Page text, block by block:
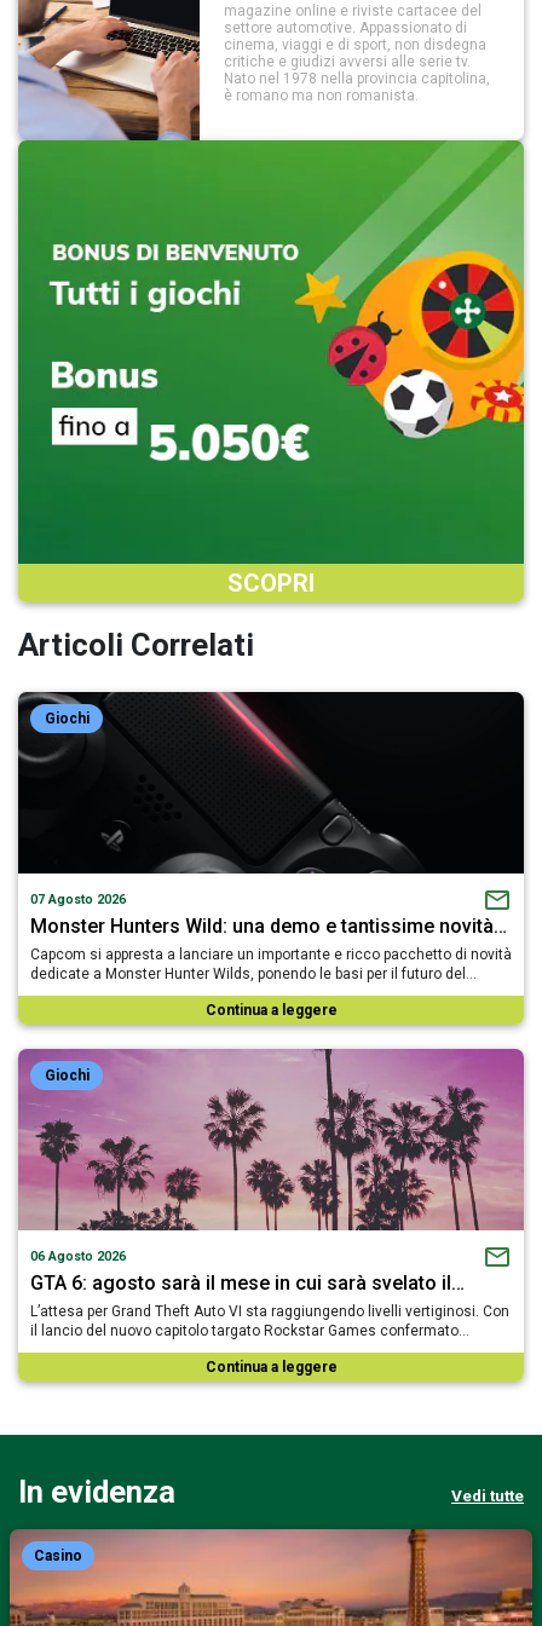
magazine online e riviste cartacee del
settore automotive. Appassionato di
cinema, viaggi e di sport, non disdegna
critiche e giudizi avversi alle serie tv.
Nato nel 1978 nella provincia capitolina,
è romano ma non romanista.
SCOPRI
Articoli Correlati
Giochi
07 Agosto 2026
Monster Hunters Wild: una demo e tantissime novità…
Capcom si appresta a lanciare un importante e ricco pacchetto di novità
dedicate a Monster Hunter Wilds, ponendo le basi per il futuro del…
Continua a leggere
Giochi
06 Agosto 2026
GTA 6: agosto sarà il mese in cui sarà svelato il…
L’attesa per Grand Theft Auto VI sta raggiungendo livelli vertiginosi. Con
il lancio del nuovo capitolo targato Rockstar Games confermato…
Continua a leggere
In evidenza Vedi tutte
Casino